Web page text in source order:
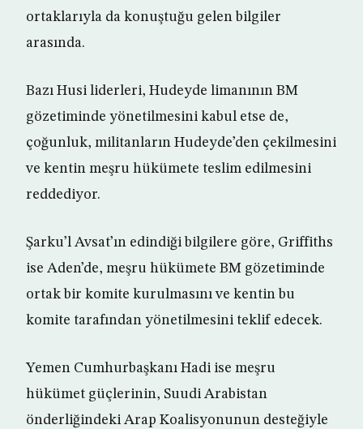
ortaklarıyla da konuştuğu gelen bilgiler
arasında.
Bazı Husi liderleri, Hudeyde limanının BM
gözetiminde yönetilmesini kabul etse de,
çoğunluk, militanların Hudeyde’den çekilmesini
ve kentin meşru hükümete teslim edilmesini
reddediyor.
Şarku’l Avsat’ın edindiği bilgilere göre, Griffiths
ise Aden’de, meşru hükümete BM gözetiminde
ortak bir komite kurulmasını ve kentin bu
komite tarafından yönetilmesini teklif edecek.
Yemen Cumhurbaşkanı Hadi ise meşru
hükümet güçlerinin, Suudi Arabistan
önderliğindeki Arap Koalisyonunun desteğiyle